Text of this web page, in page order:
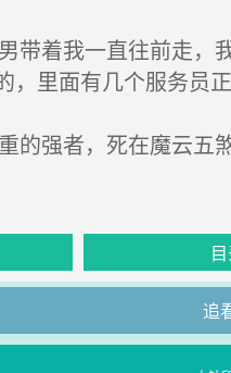
着我一直往前走，
，里面有几个服务员
强者，死在魔云五
追